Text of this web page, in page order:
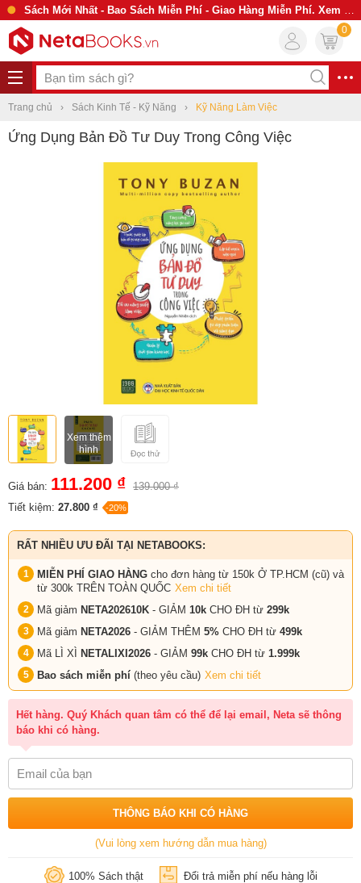
Sách Mới Nhất - Bao Sách Miễn Phí - Giao Hàng Miễn Phí. Xem Ngay
0
Trang chủ Sách Kinh Tế - Kỹ Năng Kỹ Năng Làm Việc
Ứng Dụng Bản Đồ Tư Duy Trong Công Việc
Xem thêm
hình
Giá bán: 111.200 ₫ 139.000 ₫
Tiết kiệm: 27.800 ₫ -20%
RẤT NHIỀU ƯU ĐÃI TẠI NETABOOKS:
MIỄN PHÍ GIAO HÀNG cho đơn hàng từ 150k Ở TP.HCM (cũ) và
từ 300k TRÊN TOÀN QUỐC Xem chi tiết
Mã giảm NETA202610K - GIẢM 10k CHO ĐH từ 299k
Mã giảm NETA2026 - GIẢM THÊM 5% CHO ĐH từ 499k
Mã LÌ XÌ NETALIXI2026 - GIẢM 99k CHO ĐH từ 1.999k
Bao sách miễn phí (theo yêu cầu) Xem chi tiết
Hết hàng. Quý Khách quan tâm có thể để lại email, Neta sẽ thông
báo khi có hàng.
THÔNG BÁO KHI CÓ HÀNG
(Vui lòng xem hướng dẫn mua hàng)
100% Sách thật Đổi trả miễn phí nếu hàng lỗi